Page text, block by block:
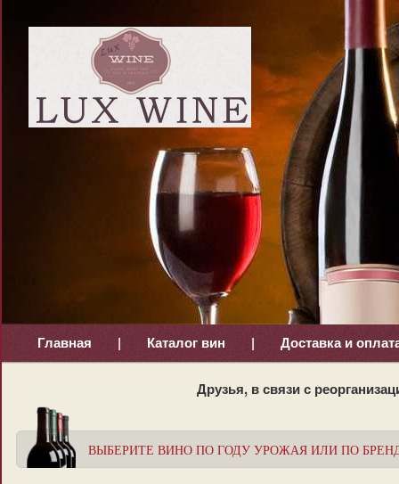
Главная | Каталог вин | Доставка и
Друзья, в связи с
ВЫБЕРИТЕ ВИНО ПО ГОДУ УРОЖАЯ ИЛИ ПО